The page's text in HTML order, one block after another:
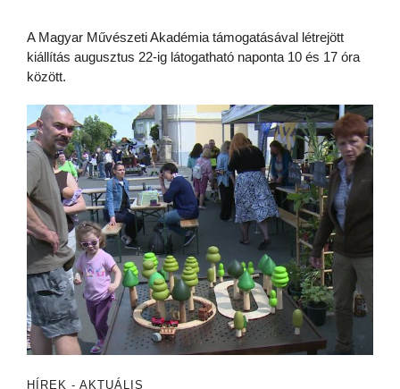
A Magyar Művészeti Akadémia támogatásával létrejött
kiállítás augusztus 22-ig látogatható naponta 10 és 17 óra
között.
HÍREK - AKTUÁLIS